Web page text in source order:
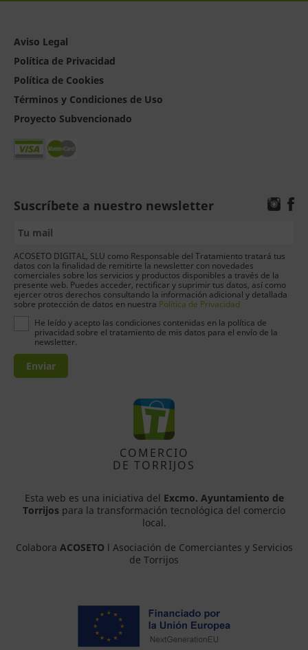
Aviso Legal
Política de Privacidad
Política de Cookies
Términos y Condiciones de Uso
Proyecto Subvencionado
Suscríbete a nuestro newsletter
ACOSETO DIGITAL, SLU como Responsable del Tratamiento tratará tus
datos con la finalidad de remitirte la newsletter con novedades
comerciales sobre los servicios y productos disponibles a través de la
presente web. Puedes acceder, rectificar y suprimir tus datos, así como
ejercer otros derechos consultando la información adicional y detallada
sobre protección de datos en nuestra Política de Privacidad
He leído y acepto las condiciones contenidas en la política de
privacidad sobre el tratamiento de mis datos para el envío de la
newsletter.
Enviar
COMERCIO
DE TORRIJOS
Esta web es una iniciativa del Excmo. Ayuntamiento de
Torrijos para la transformación tecnológica del comercio
local.
Colabora ACOSETO l Asociación de Comerciantes y Servicios
de Torrijos